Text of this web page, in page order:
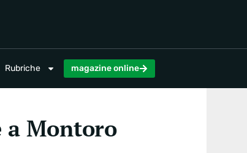
Rubriche magazine online
a Montoro